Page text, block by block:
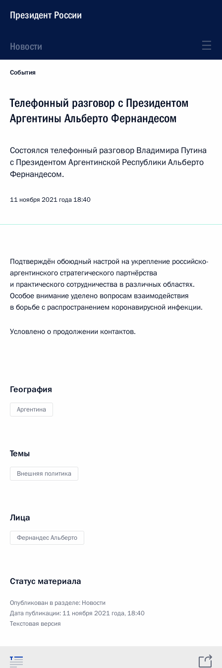
Президент России
Новости
События
Телефонный разговор с Президентом
Аргентины Альберто Фернандесом
Состоялся телефонный разговор Владимира Путина
с Президентом Аргентинской Республики Альберто
Фернандесом.
11 ноября 2021 года 18:40
Подтверждён обоюдный настрой на укрепление российско-
аргентинского стратегического партнёрства
и практического сотрудничества в различных областях.
Особое внимание уделено вопросам взаимодействия
в борьбе с распространением коронавирусной инфекции.
Условлено о продолжении контактов.
География
Аргентина
Темы
Внешняя политика
Лица
Фернандес Альберто
Статус материала
Опубликован в разделе: Новости
Дата публикации: 11 ноября 2021 года, 18:40
Текстовая версия